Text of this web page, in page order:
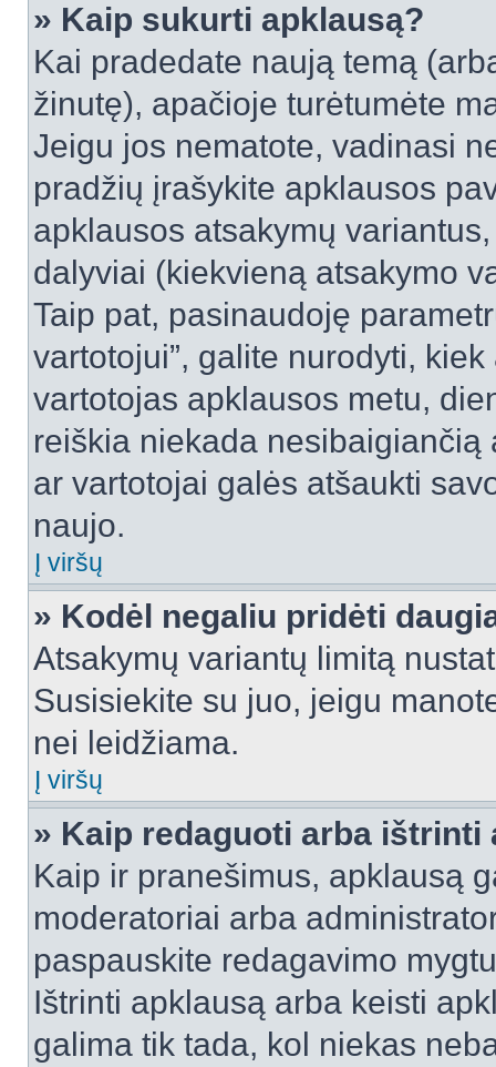
» Kaip sukurti apklausą?
Kai pradedate naują temą
žinutę), apačioje turėtumėte
Jeigu jos nematote, vadinasi
pradžių įrašykite apklausos
apklausos atsakymų
dalyviai (kiekvieną atsakymo
Taip pat, pasinaudoję
vartotojui”, galite nurodyti,
vartotojas apklausos metu,
reiškia niekada
ar vartotojai galės atšaukti
naujo.
Į viršų
» Kodėl negaliu pridėti
Atsakymų variantų limitą
Susisiekite su juo, jeigu
nei leidžiama.
Į viršų
» Kaip redaguoti arba ištrinti
Kaip ir pranešimus, apklausą
moderatoriai arba
paspauskite redagavimo
Ištrinti apklausą arba keisti
galima tik tada, kol niekas